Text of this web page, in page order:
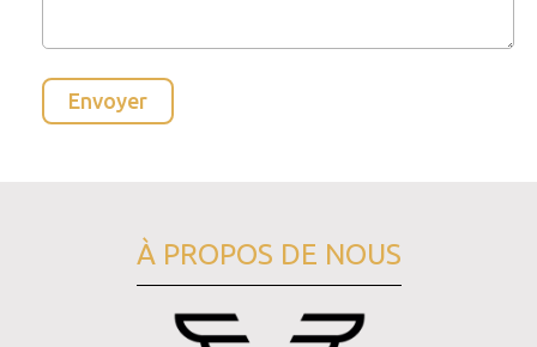
À PROPOS DE NOUS